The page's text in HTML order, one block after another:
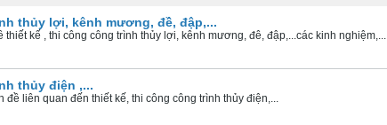
thủy lợi, kênh mương, đề, đập,...
thiết kế , thi công công trình thủy lợi, kênh mương, đê, đập,...các kinh nghiệm,...
thủy điện ,...
đề liên quan đến thiết kế, thi công công trình thủy điện,...